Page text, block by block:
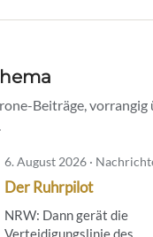
Beiträge,
6. August 2026 ·
Der Ruhrpilot
NRW: Dann gerät die
Verteidigungslinie des